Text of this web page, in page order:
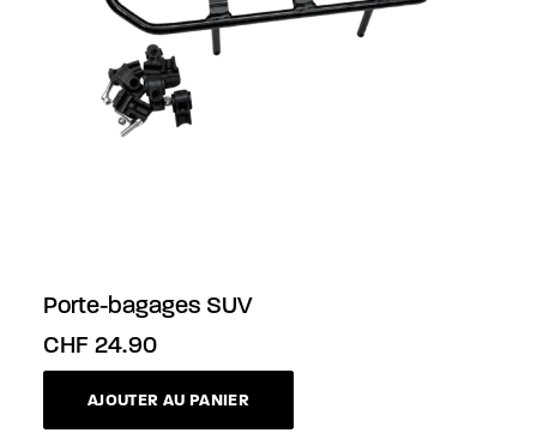
Porte-bagages SUV
CHF 24.90
AJOUTER AU PANIER